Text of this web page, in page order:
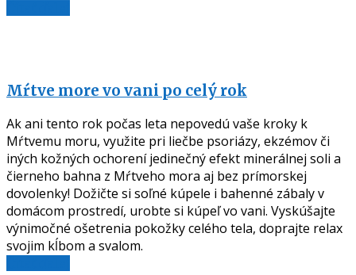
Mŕtve more vo vani po celý rok
Ak ani tento rok počas leta nepovedú vaše kroky k
Mŕtvemu moru, využite pri liečbe psoriázy, ekzémov či
iných kožných ochorení jedinečný efekt minerálnej soli a
čierneho bahna z Mŕtveho mora aj bez prímorskej
dovolenky! Dožičte si soľné kúpele i bahenné zábaly v
domácom prostredí, urobte si kúpeľ vo vani. Vyskúšajte
výnimočné ošetrenia pokožky celého tela, doprajte relax
svojim kĺbom a svalom.